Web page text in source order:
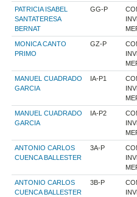
PATRICIA ISABEL
SANTATERESA
BERNAT
GG-P
MONICA CANTO
PRIMO
GZ-P
MANUEL CUADRADO
GARCIA
IA-P1
MANUEL CUADRADO
GARCIA
IA-P2
ANTONIO CARLOS
CUENCA BALLESTER
3A-P
ANTONIO CARLOS
CUENCA BALLESTER
3B-P